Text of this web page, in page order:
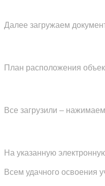
Далее загружаем
План расположения
Все загрузили –
На указанную
Всем удачного освоения